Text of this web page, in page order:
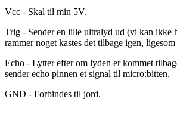
Vcc - Skal til min 5V.
Trig - Sender en lille ultralyd ud (vi kan ikke
rammer noget kastes det tilbage igen,
Echo - Lytter efter om lyden er kommet
sender echo pinnen et signal til micro:bitten.
GND - Forbindes til jord.